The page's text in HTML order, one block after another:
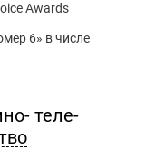
Awards
6» в числе
теле-